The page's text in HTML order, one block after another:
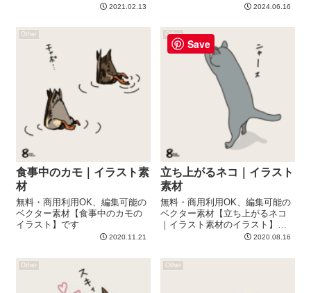
2021.02.13 2024.06.16
Other
食事中のカモ｜イラスト素
材
無料・商用利用OK、編集可能の
ベクター素材【食事中のカモの
イラスト】です
2020.11.21
Other
立ち上がるネコ｜イラスト
素材
無料・商用利用OK、編集可能の
ベクター素材【立ち上がるネコ
｜イラスト素材のイラスト】で
2020.08.16
Other Other
Save